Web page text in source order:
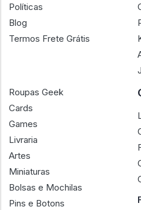
Políticas
Blog
Termos Frete Grátis
Roupas Geek
Cards
Games
Livraria
Artes
Miniaturas
Bolsas e Mochilas
Pins e Botons